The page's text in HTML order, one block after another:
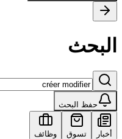
البحث
حفظ البحث
أخبار تسوق
وظائف